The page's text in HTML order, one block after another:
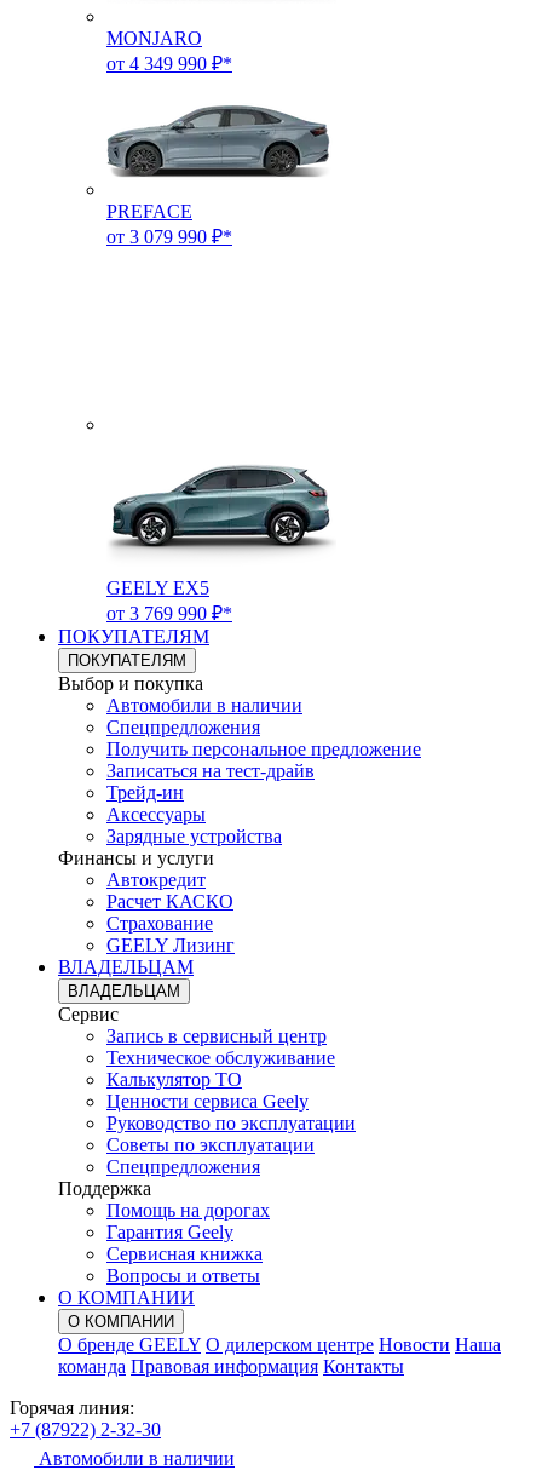
MONJARO
от 4 349 990 ₽*
PREFACE
от 3 079 990 ₽*
GEELY EX5
от 3 769 990 ₽*
ПОКУПАТЕЛЯМ
ПОКУПАТЕЛЯМ
Выбор и покупка
Автомобили в наличии
Спецпредложения
Получить персональное предложение
Записаться на тест-драйв
Трейд-ин
Аксессуары
Зарядные устройства
Финансы и услуги
Автокредит
Расчет КАСКО
Страхование
GEELY Лизинг
ВЛАДЕЛЬЦАМ
ВЛАДЕЛЬЦАМ
Сервис
Запись в сервисный центр
Техническое обслуживание
Калькулятор ТО
Ценности сервиса Geely
Руководство по эксплуатации
Советы по эксплуатации
Спецпредложения
Поддержка
Помощь на дорогах
Гарантия Geely
Сервисная книжка
Вопросы и ответы
О КОМПАНИИ
О КОМПАНИИ
О бренде GEELY О дилерском центре Новости Наша
команда Правовая информация Контакты
Горячая линия:
+7 (87922) 2-32-30
Автомобили в наличии